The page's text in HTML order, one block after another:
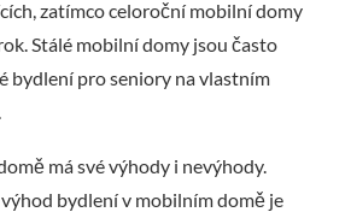
zatímco celoroční mobilní domy
Stálé mobilní domy jsou často
bydlení pro seniory na vlastním
má své výhody i nevýhody.
bydlení v mobilním domě je